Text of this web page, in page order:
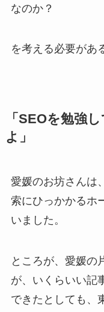
なのか？
を考える必要があ
「SEOを勉強
よ」
愛媛のお坊さんは
索にひっかかるホ
いました。
ところが、愛媛の
が、いくらいい記
できたとしても、